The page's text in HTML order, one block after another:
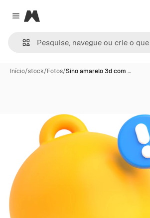
Close menu
Magnific
Início/stock/Fotos/Sino amarelo 3d com …